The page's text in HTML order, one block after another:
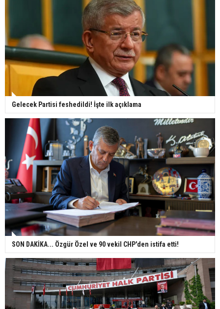
Gelecek Partisi feshedildi! İşte ilk açıklama
SON DAKİKA... Özgür Özel ve 90 vekil CHP'den istifa etti!